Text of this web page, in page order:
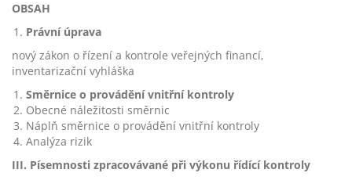
OBSAH
Právní úprava
nový zákon o řízení a kontrole veřejných financí,
inventarizační vyhláška
Směrnice o provádění vnitřní kontroly
Obecné náležitosti směrnic
Náplň směrnice o provádění vnitřní kontroly
Analýza rizik
III. Písemnosti zpracovávané při výkonu řídící kontroly